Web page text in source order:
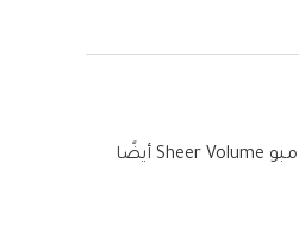
مثالي للشعر الناعم . ينظف كل خصلة بلطف ويمنح شعرك مزيدًا من الحجم والتحكم في التصفيف ، دون ترك أي تراكمات ثقيلة قد تثقله خلال النهار. يحمي شامبو Sheer Volume أيضًا